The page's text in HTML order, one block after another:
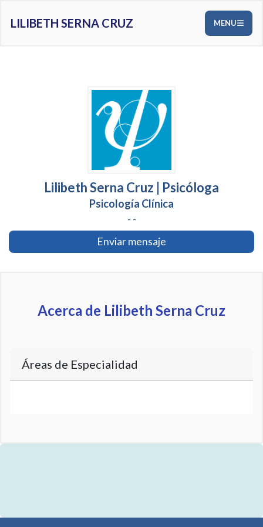
LILIBETH SERNA CRUZ MENU
Lilibeth Serna Cruz | Psicóloga
Psicología Clínica
- -
Enviar mensaje
Acerca de Lilibeth Serna Cruz
Áreas de Especialidad